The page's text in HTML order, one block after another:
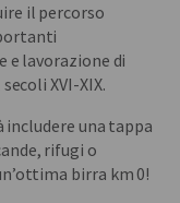
il percorso
e lavorazione di
XVI-XIX.
una tappa
rifugi o
birra km 0!